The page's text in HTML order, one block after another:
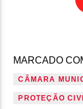
MARCADO
CÂMARA
PROTEÇÃO